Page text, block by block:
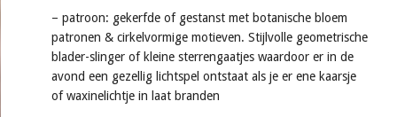
– patroon: gekerfde of gestanst met botanische bloem
patronen & cirkelvormige motieven. Stijlvolle geometrische
blader-slinger of kleine sterrengaatjes waardoor er in de
avond een gezellig lichtspel ontstaat als je er ene kaarsje
of waxinelichtje in laat branden